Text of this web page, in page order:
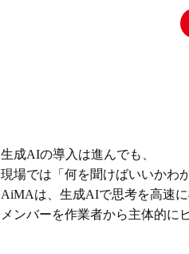
生成AIの導入は進んでも、
現場では「何を聞けばいいかわ
AiMAは、生成AIで思考を高速に
メンバーを作業者から主体的に